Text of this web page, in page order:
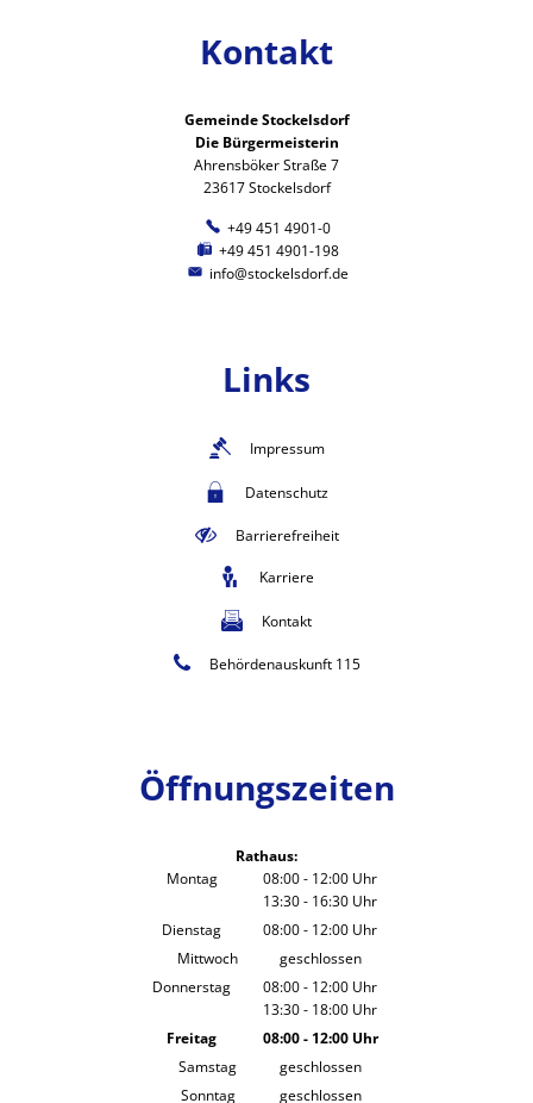
Kontakt
Gemeinde Stockelsdorf
Die Bürgermeisterin
Ahrensböker Straße 7
23617 Stockelsdorf
+49 451 4901-0
+49 451 4901-198
info@stockelsdorf.de
Links
Impressum
Datenschutz
Barrierefreiheit
Karriere
Kontakt
Behördenauskunft 115
Öffnungszeiten
Rathaus:
Montag
08:00- 12:00 Uhr
Von 08:00 bis 12:00 Uhr
13:30- 16:30 Uhr
Von 13:30 bis 16:30 Uhr
Dienstag 08:00- 12:00 Uhr
Von 08:00 bis 12:00 Uhr
Mittwoch
geschlossen
Donnerstag
08:00- 12:00 Uhr
Von 08:00 bis 12:00 Uhr
13:30- 18:00 Uhr
Von 13:30 bis 18:00 Uhr
Freitag 08:00- 12:00Uhr
Von 08:00 bis 12:00 Uhr
Samstag
geschlossen
Sonntag
geschlossen